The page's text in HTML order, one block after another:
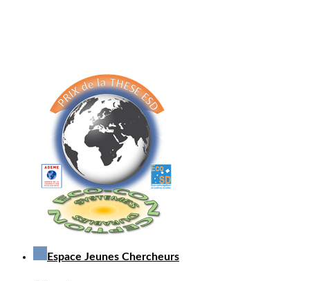
Espace Jeunes Chercheurs